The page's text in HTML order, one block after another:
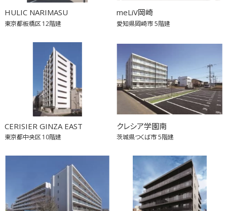
HULIC NARIMASU
東京都板橋区12階建
meLiV岡崎
愛知県岡崎市5階建
CERISIER GINZA EAST
東京都中央区10階建
クレシア学園南
茨城県つくば市5階建